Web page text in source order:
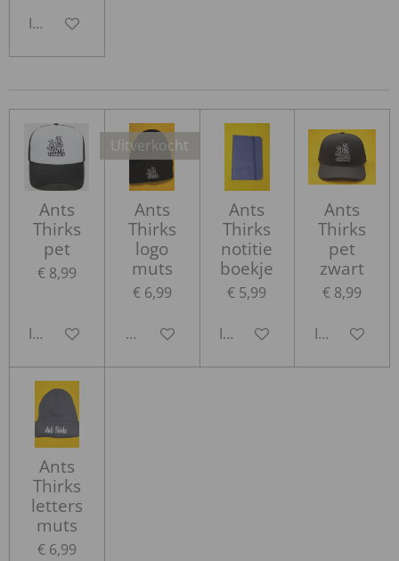
In winkelwagen
Ants
Thirks
pet
€ 8,99
In winkelwagen
Uitverkocht
Ants
Thirks
logo
muts
€ 6,99
Houd mij op de hoogte
Ants
Thirks
notitie
boekje
€ 5,99
In winkelwagen
Ants
Thirks
pet
zwart
€ 8,99
In
Ants
Thirks
letters
muts
€ 6,99